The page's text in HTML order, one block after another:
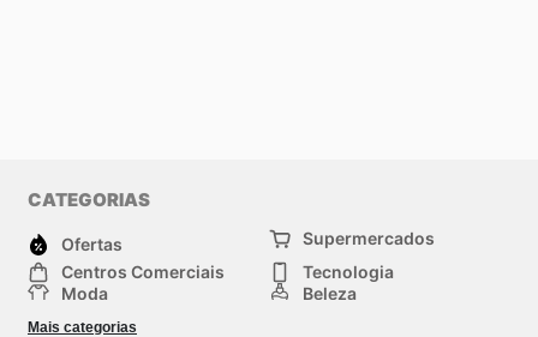
CATEGORIAS
Ofertas
Supermercados
Centros Comerciais
Tecnologia
Moda
Beleza
Mais categorias